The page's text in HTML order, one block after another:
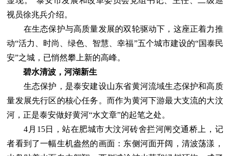
视员徐兆兵介绍。
在生态保护与高质量发展的双轮驱动下，这座正着力推
动“活力、时尚、绿色、智慧、幸福”五个城市建设的“国泰民
安”之城，已悄然攀上新的高峰。
碧水清波，河湖新生
生态保护，是泰安建设山东省黄河流域生态保护和高质
量发展先行区的核心任务。而作为黄河下游最大支流的大汶
河，正是泰安做好黄河“水文章”的起笔之处。
4月15日，站在肥城市大汶河砖舍拦河闸交通桥上，记
者看到了一幅生机盎然的画面：东侧河面开阔，清波荡漾，